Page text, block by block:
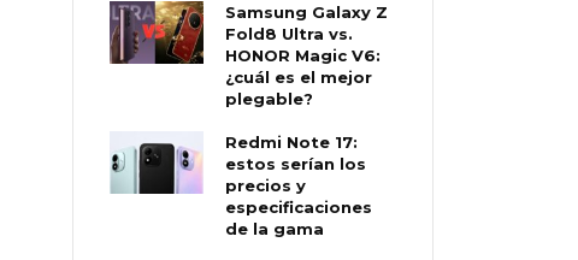
Samsung Galaxy Z
Fold8 Ultra vs.
HONOR Magic V6:
¿cuál es el mejor
plegable?
Redmi Note 17:
estos serían los
precios y
especificaciones
de la gama